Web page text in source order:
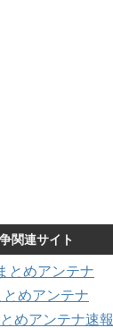
関連サイト
とめアンテナ
めアンテナ
めアンテナ速報